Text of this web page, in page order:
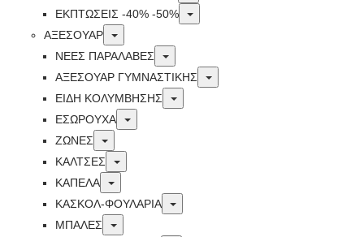
ΕΚΠΤΏΣΕΙΣ -40% -50%
Toggle
ΑΞΕΣΟΥΑΡ
Toggle
ΝΕΕΣ ΠΑΡΑΛΑΒΕΣ
Toggle
ΑΞΕΣΟΥΑΡ ΓΥΜΝΑΣΤΙΚΗΣ
Toggle
ΕΙΔΗ ΚΟΛΥΜΒΗΣΗΣ
Toggle
ΕΣΩΡΟΥΧΑ
Toggle
ΖΩΝΕΣ
Toggle
ΚΑΛΤΣΕΣ
Toggle
ΚΑΠΕΛΑ
Toggle
ΚΑΣΚΟΛ-ΦΟΥΛΑΡΙΑ
Toggle
ΜΠΑΛΕΣ
Toggle